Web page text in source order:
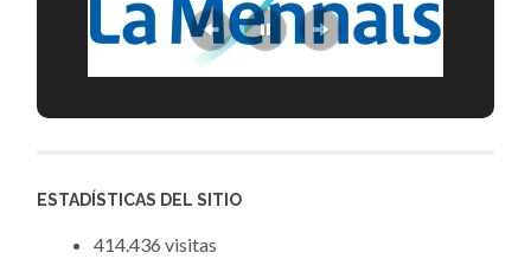
ESTADÍSTICAS DEL SITIO
414.436 visitas